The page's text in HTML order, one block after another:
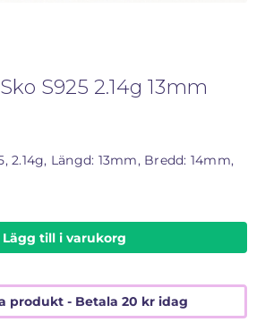
S925 2.14g 13mm
2.14g, Längd: 13mm, Bredd: 14mm,
Lägg till i varukorg
produkt - Betala 20 kridag